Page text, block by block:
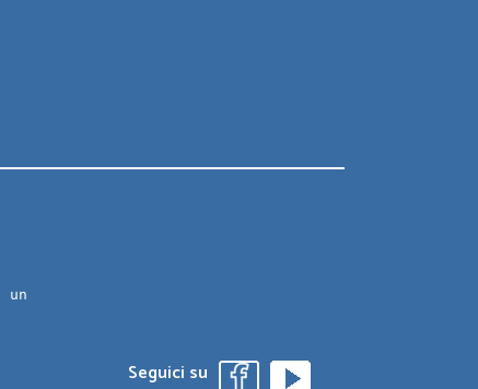
un
Seguici su